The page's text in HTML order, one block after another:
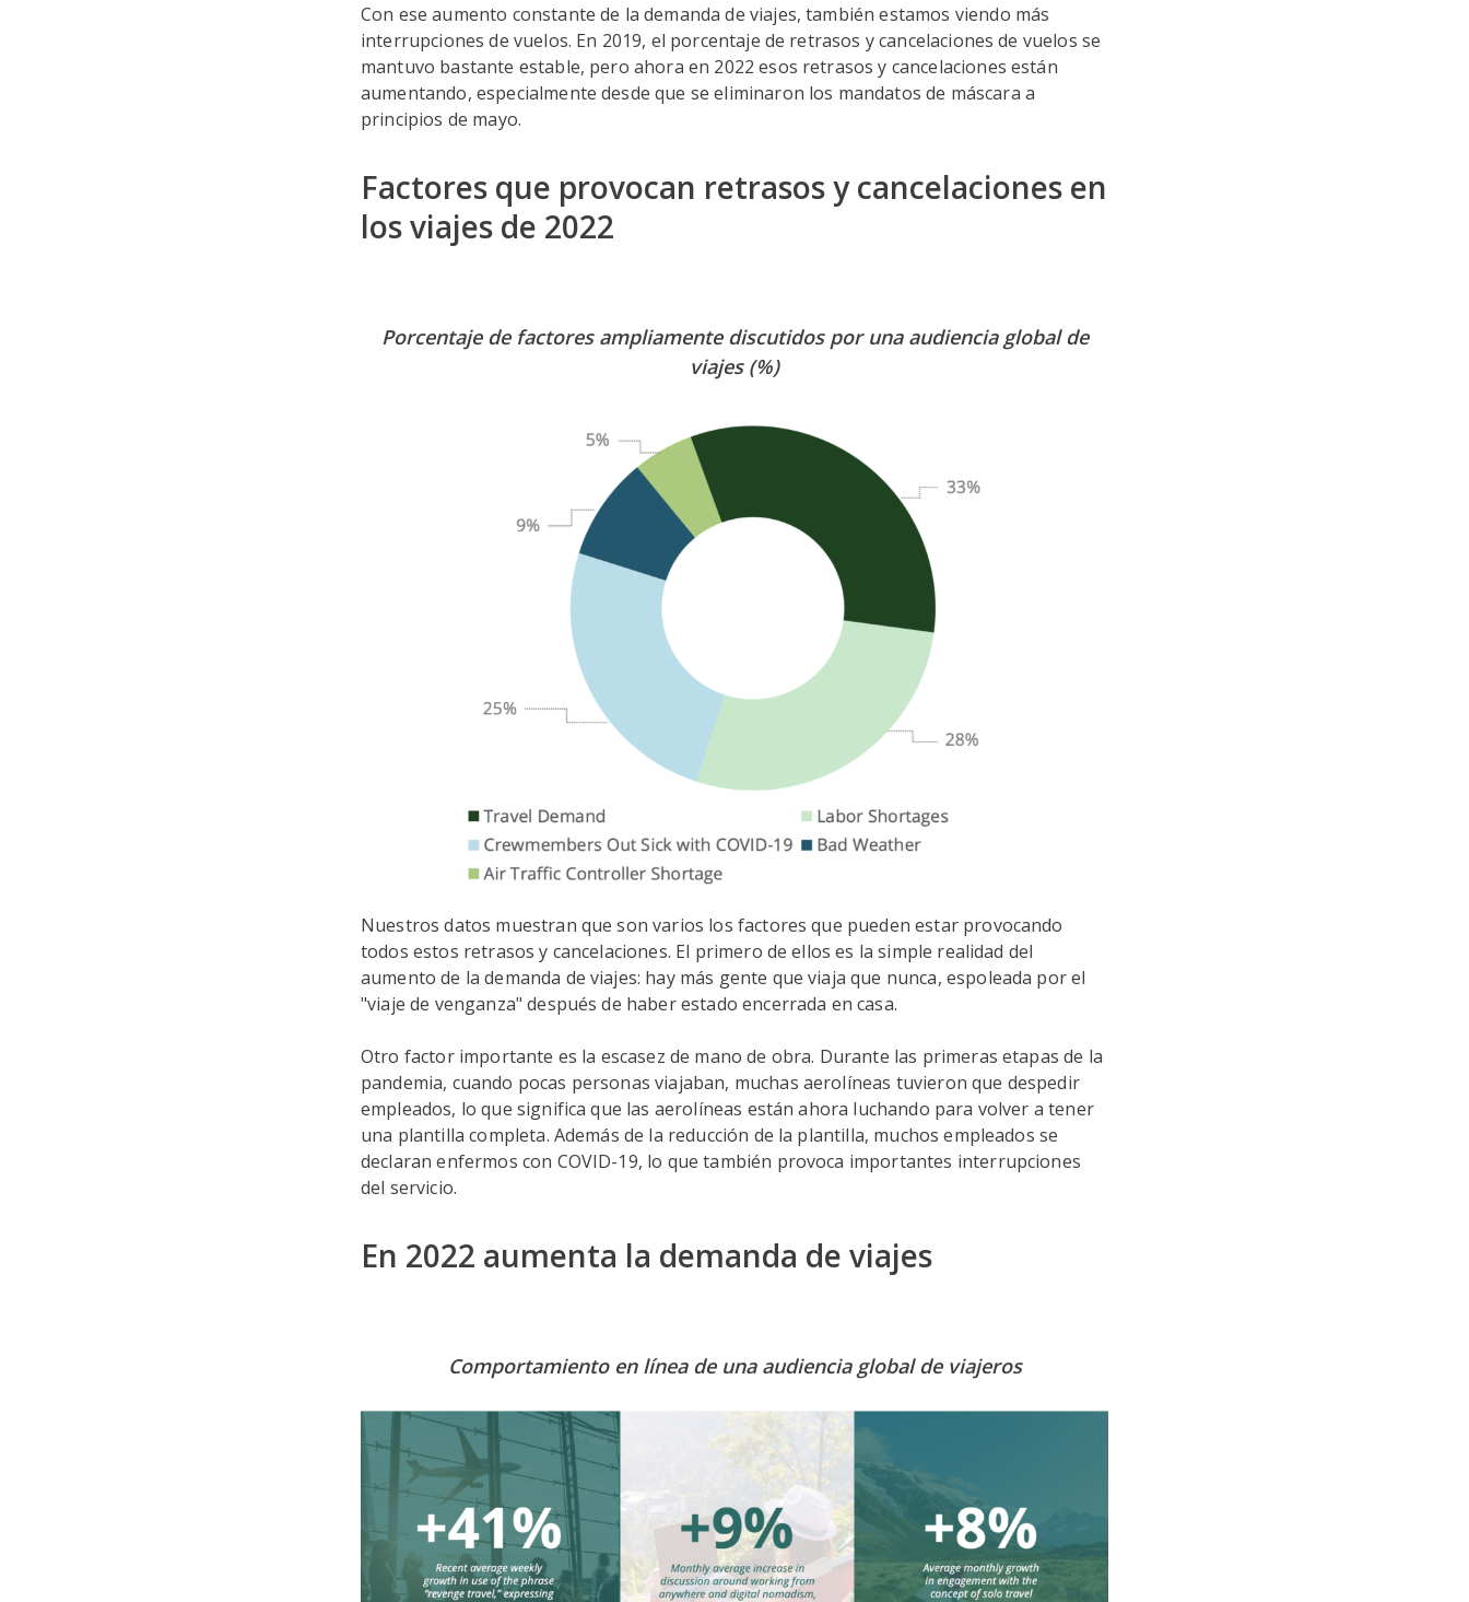
Con ese aumento constante de la demanda de viajes, también estamos viendo más
interrupciones de vuelos. En 2019, el porcentaje de retrasos y cancelaciones de vuelos se
mantuvo bastante estable, pero ahora en 2022 esos retrasos y cancelaciones están
aumentando, especialmente desde que se eliminaron los mandatos de máscara a
principios de mayo.
Factores que provocan retrasos y cancelaciones en
los viajes de 2022
Porcentaje de factores ampliamente discutidos por una audiencia global de
viajes (%)
Nuestros datos muestran que son varios los factores que pueden estar provocando
todos estos retrasos y cancelaciones. El primero de ellos es la simple realidad del
aumento de la demanda de viajes: hay más gente que viaja que nunca, espoleada por el
"viaje de venganza" después de haber estado encerrada en casa.
Otro factor importante es la escasez de mano de obra. Durante las primeras etapas de la
pandemia, cuando pocas personas viajaban, muchas aerolíneas tuvieron que despedir
empleados, lo que significa que las aerolíneas están ahora luchando para volver a tener
una plantilla completa. Además de la reducción de la plantilla, muchos empleados se
declaran enfermos con COVID-19, lo que también provoca importantes interrupciones
del servicio.
En 2022 aumenta la demanda de viajes
Comportamiento en línea de una audiencia global de viajeros